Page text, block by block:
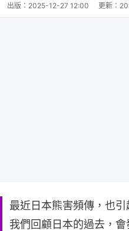
出版： 2025-12-27 12:00 更新：
最近日本熊害頻傳，也
我們回顧日本的過去，